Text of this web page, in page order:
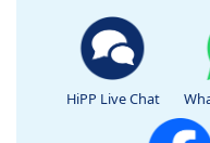
HiPP Live Chat